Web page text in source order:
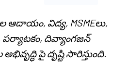
ఆదాయం, విద్య, MSMEలు,
దివ్యాంగజన్
పై దృష్టి సారిస్తుంది.